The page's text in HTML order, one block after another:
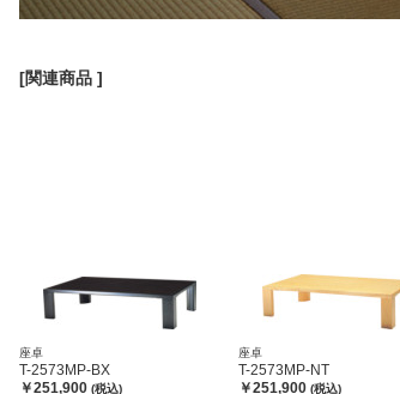
[関連商品 ]
座卓
T-2573MP-BX
￥251,900 (税込)
座卓
T-2573MP-NT
￥251,900 (税込)